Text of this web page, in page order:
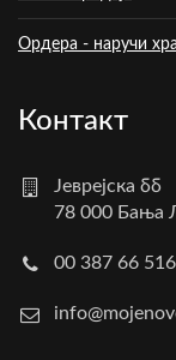
Ордера - наручи
Контакт
Јеврејска бб
78 000 Бања
00 387 66